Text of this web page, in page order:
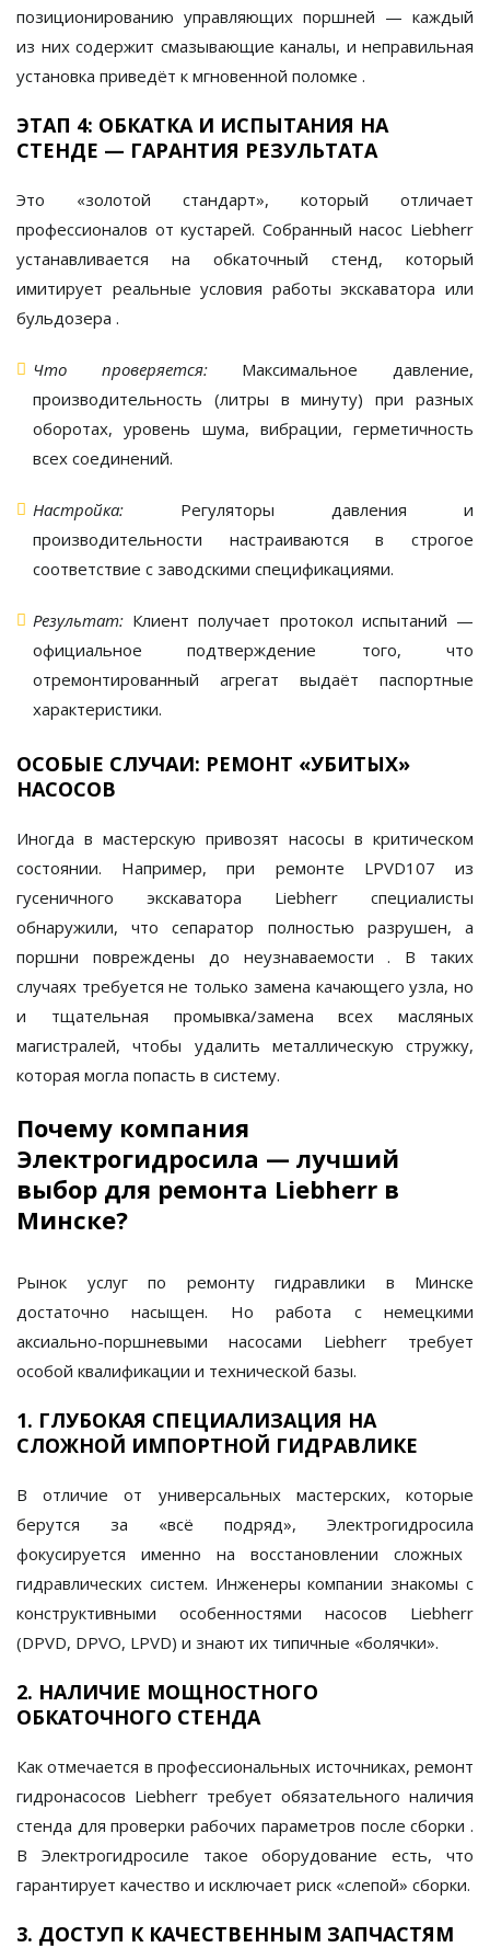
позиционированию управляющих поршней — каждый
из них содержит смазывающие каналы, и неправильная
установка приведёт к мгновенной поломке .
ЭТАП 4: ОБКАТКА И ИСПЫТАНИЯ НА
СТЕНДЕ — ГАРАНТИЯ РЕЗУЛЬТАТА
Это «золотой стандарт», который отличает
профессионалов от кустарей. Собранный насос Liebherr
устанавливается на обкаточный стенд, который
имитирует реальные условия работы экскаватора или
бульдозера .
Что проверяется:Максимальное давление,
производительность (литры в минуту) при разных
оборотах, уровень шума, вибрации, герметичность
всех соединений.
Настройка: Регуляторы давления и
производительности настраиваются в строгое
соответствие с заводскими спецификациями.
Результат: Клиент получает протокол испытаний —
официальное подтверждение того, что
отремонтированный агрегат выдаёт паспортные
характеристики.
ОСОБЫЕ СЛУЧАИ: РЕМОНТ «УБИТЫХ»
НАСОСОВ
Иногда в мастерскую привозят насосы в критическом
состоянии. Например, при ремонте LPVD107 из
гусеничного экскаватора Liebherr специалисты
обнаружили, что сепаратор полностью разрушен, а
поршни повреждены до неузнаваемости. В таких
случаях требуется не только замена качающего узла, но
и тщательная промывка/замена всех масляных
магистралей, чтобы удалить металлическую стружку,
которая могла попасть в систему.
Почему компания
Электрогидросила — лучший
выбор для ремонта Liebherr в
Минске?
Рынок услуг по ремонту гидравлики в Минске
достаточно насыщен. Но работа с немецкими
аксиально-поршневыми насосами Liebherr требует
особой квалификации и технической базы.
1. ГЛУБОКАЯ СПЕЦИАЛИЗАЦИЯ НА
СЛОЖНОЙ ИМПОРТНОЙ ГИДРАВЛИКЕ
В отличие от универсальных мастерских, которые
берутся за «всё подряд», Электрогидросила
фокусируется именно на восстановлении сложных
гидравлических систем. Инженеры компании знакомы с
конструктивными особенностями насосов Liebherr
(DPVD, DPVO, LPVD) и знают их типичные «болячки».
2. НАЛИЧИЕ МОЩНОСТНОГО
ОБКАТОЧНОГО СТЕНДА
Как отмечается в профессиональных источниках, ремонт
гидронасосов Liebherr требует обязательного наличия
стенда для проверки рабочих параметров после сборки .
В Электрогидросиле такое оборудование есть, что
гарантирует качество и исключает риск «слепой» сборки.
3. ДОСТУП К КАЧЕСТВЕННЫМ ЗАПЧАСТЯМ